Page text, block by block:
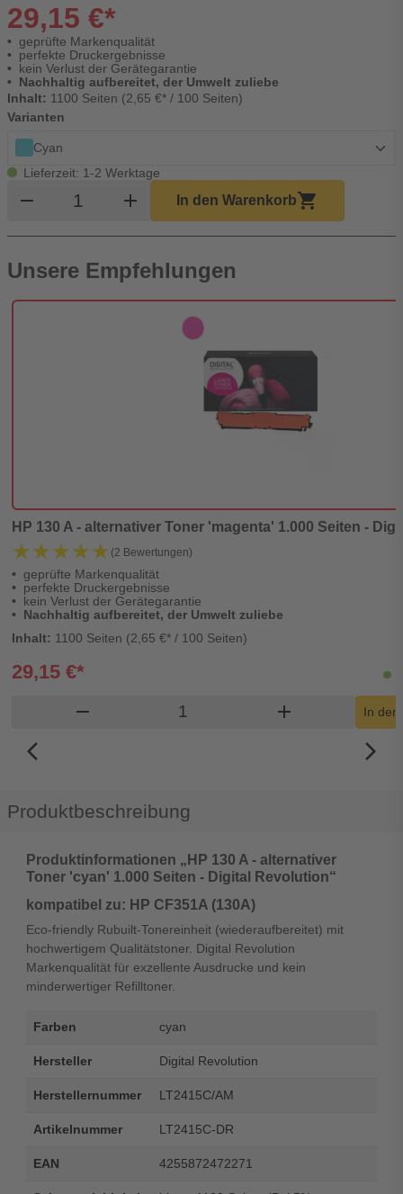
29,15 €*
geprüfte Markenqualität
perfekte Druckergebnisse
kein Verlust der Gerätegarantie
Nachhaltig aufbereitet, der Umwelt zuliebe
Inhalt: 1100 Seiten (2,65 €* / 100 Seiten)
Varianten
Cyan
Lieferzeit: 1-2 Werktage
remove Produkt Warenkorb Menge
add In den Warenkorbshopping_cart
Unsere Empfehlungen
HP 130 A - alternativer Toner 'magenta' 1.000 Seiten -
★★★★★
★★★★★ (2 Bewertungen)
geprüfte Markenqualität
perfekte Druckergebnisse
kein Verlust der Gerätegarantie
Nachhaltig aufbereitet, der Umwelt zuliebe
Inhalt: 1100 Seiten (2,65 €* / 100 Seiten)
29,15 €*
remove Produkt Warenkorb Menge
add In den
arrow_back_ios_new arrow_forward_ios
Produktbeschreibung
Produktinformationen „HP 130 A - alternativer
Toner 'cyan' 1.000 Seiten - Digital Revolution“
kompatibel zu: HP CF351A (130A)
Eco-friendly Rubuilt-Tonereinheit (wiederaufbereitet) mit
hochwertigem Qualitätstoner. Digital Revolution
Markenqualität für exzellente Ausdrucke und kein
minderwertiger Refilltoner.
Farben cyan
Hersteller Digital Revolution
Herstellernummer LT2415C/AM
Artikelnummer LT2415C-DR
EAN 4255872472271